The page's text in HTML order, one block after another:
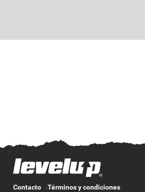
Contacto Términos y condiciones